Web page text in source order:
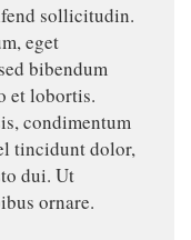
sollicitudin.
eget
bibendum
et lobortis.
condimentum
tincidunt dolor,
dui. Ut
ornare.